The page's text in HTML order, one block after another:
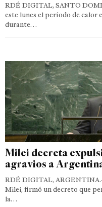
RDÉ DIGITAL, SANTO
este lunes el período de calor
durante…
Milei decreta
agravios a
RDÉ DIGITAL,
Milei, firmó un decreto que
la…